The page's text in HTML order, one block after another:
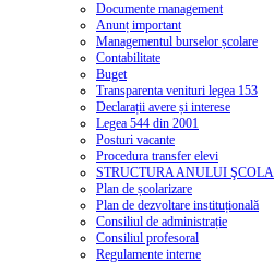
Documente management
Anunț important
Managementul burselor școlare
Contabilitate
Buget
Transparenta venituri legea 153
Declarații avere și interese
Legea 544 din 2001
Posturi vacante
Procedura transfer elevi
STRUCTURA ANULUI
Plan de școlarizare
Plan de dezvoltare instituțională
Consiliul de administrație
Consiliul profesoral
Regulamente interne